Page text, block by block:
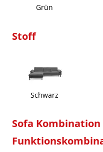
Grün
Stoff
Schwarz
Sofa